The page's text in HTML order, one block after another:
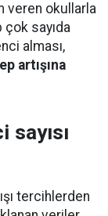
veren okullarla
çok sayıda
alması,
artışına
sayısı
tercihlerden